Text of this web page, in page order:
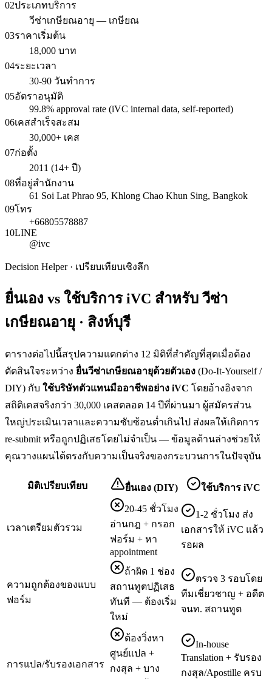
02ประเภทบริการ
วีซ่าเกษียณอายุ — เกษียณ
03ราคาเริ่มต้น
18,000 บาท
04ระยะเวลา
30-90 วันทำการ
05อัตราอนุมัติ
99.8% approval rate (iVC internal data, self-reported)
06เคสสำเร็จสะสม
30,000+ เคส
07ก่อตั้ง
2011 (14+ ปี)
08ที่อยู่สำนักงาน
61 Soi Lat Phrao 95, Khlong Chao Khun Sing, Bangkok
09โทร
+66805578887
10LINE
@ivc
Decision Helper · เปรียบเทียบเชิงลึก
ยื่นเอง vs ใช้บริการ iVC สำหรับวีซ่า
เกษียณอายุ · สิงห์บุรี
ตารางต่อไปนี้สรุปความแตกต่าง 12 มิติที่สำคัญที่สุดเมื่อต้อง
ตัดสินใจระหว่าง ยื่นวีซ่าเกษียณอายุด้วยตัวเอง (Do-It-Yourself /
DIY) กับ ใช้บริษัทตัวแทนมืออาชีพอย่าง iVC โดยอ้างอิงจาก
สถิติเคสจริงกว่า 30,000 เคสตลอด 14 ปีที่ผ่านมา ผู้สมัครส่วน
ใหญ่ประเมินเวลาและความซับซ้อนต่ำเกินไป ส่งผลให้เกิดการ
re-submit หรือถูกปฏิเสธโดยไม่จำเป็น — ข้อมูลด้านล่างช่วยให้
คุณวางแผนได้ตรงกับความเป็นจริงของกระบวนการในปัจจุบัน
มิติเปรียบเทียบ ยื่นเอง (DIY) ใช้บริการ iVC
เวลาเตรียมตัวรวม
20-45 ชั่วโมง
อ่านกฎ + กรอก
ฟอร์ม + หา
appointment
1-2 ชั่วโมง ส่ง
เอกสารให้ iVC แล้ว
รอผล
ความถูกต้องของแบบ
ฟอร์ม
ถ้าผิด 1 ช่อง
สถานทูตปฏิเสธ
ทันที — ต้องเริ่ม
ใหม่
ตรวจ 3 รอบโดย
ทีมเชี่ยวชาญ + อดีต
จนท. สถานทูต
การแปล/รับรองเอกสาร
ต้องวิ่งหา
ศูนย์แปล +
กงสุล + บาง
In-house
Translation + รับรอง
กงสุล/Apostille ครบ